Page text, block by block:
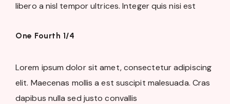
libero a nisl tempor ultrices. Integer quis nisi est
One Fourth 1/4
Lorem ipsum dolor sit amet, consectetur adipiscing
elit. Maecenas mollis a est suscipit malesuada. Cras
dapibus nulla sed justo convallis